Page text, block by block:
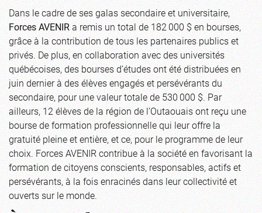
Dans le cadre de ses galas secondaire et universitaire,
Forces AVENIRa remis un total de 182 000 $ en bourses,
grâce à la contribution de tous les partenaires publics et
privés. De plus, en collaboration avec des universités
québécoises, des bourses d’études ont été distribuées en
juin dernier à des élèves engagés et persévérants du
secondaire, pour une valeur totale de 530 000 $. Par
ailleurs, 12 élèves de la région de l’Outaouais ont reçu une
bourse de formation professionnelle qui leur offre la
gratuité pleine et entière, et ce, pour le programme de leur
choix. Forces AVENIR contribue à la société en favorisant la
formation de citoyens conscients, responsables, actifs et
persévérants, à la fois enracinés dans leur collectivité et
ouverts sur le monde.